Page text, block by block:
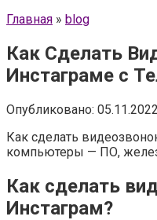
Главная » blog
Как Сделать
Инстаграме с
Опубликовано: 05.11.2022
Как сделать
компьютеры — ПО,
Как сделать
Инстаграм?